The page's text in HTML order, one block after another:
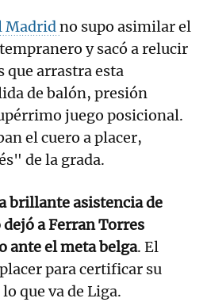
Madridno supo asimilar el
y sacó a relucir
que arrastra esta
de balón, presión
juego posicional.
el cuero a placer,
de la grada.
brillante asistencia de
a Ferran Torres
ante el meta belga. El
para certificar su
que va de Liga.